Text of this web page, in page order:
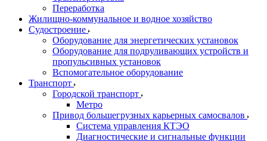
Переработка
Жилищно-коммунальное и водное хозяйство
Судостроение
Оборудование для энергетических установок
Оборудование для подруливающих устройств и
пропульсивных установок
Вспомогательное оборудование
Транспорт
Городской транспорт
Метро
Привод большегрузных карьерных самосвалов
Система управления КТЭО
Диагностические и сигнальные функции